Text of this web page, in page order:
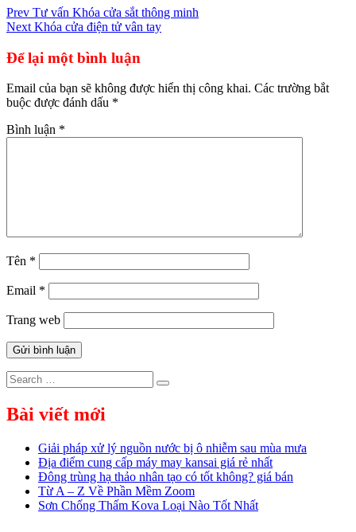
Điều
hướng
bài
viết
Prev Tư vấn Khóa cửa sắt thông minh
Next Khóa cửa điện tử vân tay
Để lại một bình luận
Email của bạn sẽ không được hiển thị công khai. Các trường bắt
buộc được đánh dấu *
Bình luận *
Tên *
Email *
Trang web
Search
for:
Search
Bài viết mới
Giải pháp xử lý nguồn nước bị ô nhiễm sau mùa mưa
Địa điểm cung cấp máy may kansai giá rẻ nhất
Đông trùng hạ thảo nhân tạo có tốt không? giá bán
Từ A – Z Về Phần Mềm Zoom
Sơn Chống Thấm Kova Loại Nào Tốt Nhất